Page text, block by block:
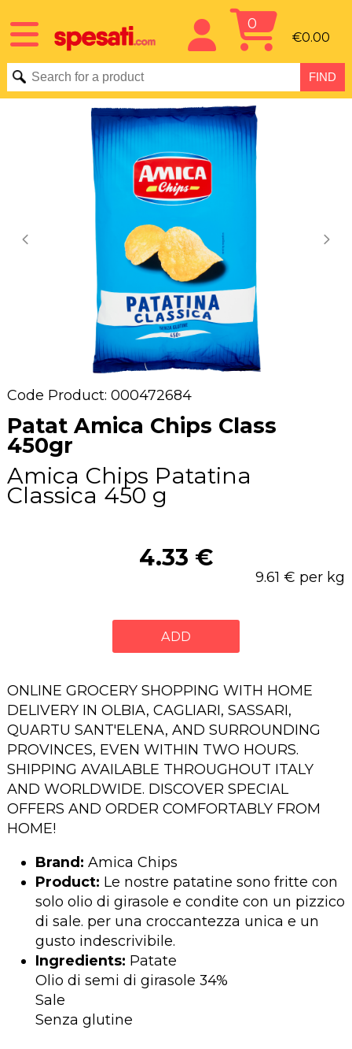
0
€0.00
Code Product: 000472684
Patat Amica Chips Class
450gr
Amica Chips Patatina
Classica 450 g
4.33 €
9.61 € per kg
ADD
ONLINE GROCERY SHOPPING WITH HOME
DELIVERY IN OLBIA, CAGLIARI, SASSARI,
QUARTU SANT'ELENA, AND SURROUNDING
PROVINCES, EVEN WITHIN TWO HOURS.
SHIPPING AVAILABLE THROUGHOUT ITALY
AND WORLDWIDE. DISCOVER SPECIAL
OFFERS AND ORDER COMFORTABLY FROM
HOME!
Brand: Amica Chips
Product: Le nostre patatine sono fritte con
solo olio di girasole e condite con un pizzico
di sale. per una croccantezza unica e un
gusto indescrivibile.
Ingredients: Patate
Olio di semi di girasole 34%
Sale
Senza glutine